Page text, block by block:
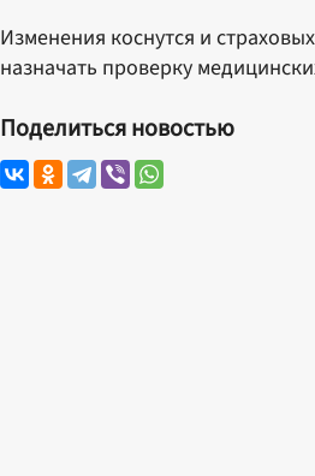
Изменения коснутся и
назначать проверку
Поделиться новостью